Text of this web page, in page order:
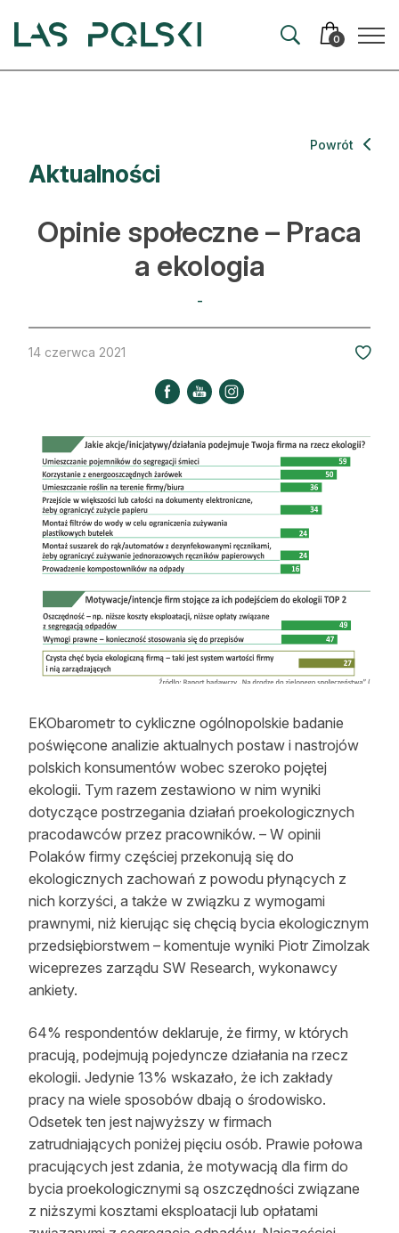
0
Artykuły
Hodowla lasu
Ochrona lasu
Nowe technologie
Kultura i historia
Auto do lasu
Dla drwala
Leśnik na zakupach
Z zagranicy
Edukacja
Lasy prywatne
100 lat „Lasu Polskiego”
Prenumerata
Reklama
Zostań autorem
Archiwum
Kontakt
Aktualności
Powrót
Opinie społeczne – Praca
a ekologia
-
14 czerwca 2021
EKObarometr to cykliczne ogólnopolskie badanie
poświęcone analizie aktualnych postaw i nastrojów
polskich konsumentów wobec szeroko pojętej
ekologii. Tym razem zestawiono w nim wyniki
dotyczące postrzegania działań proekologicznych
pracodawców przez pracowników. – W opinii
Polaków firmy częściej przekonują się do
ekologicznych zachowań z powodu płynących z
nich korzyści, a także w związku z wymogami
prawnymi, niż kierując się chęcią bycia ekologicznym
przedsiębiorstwem – komentuje wyniki Piotr Zimolzak
wiceprezes zarządu SW Research, wykonawcy
ankiety.
64% respondentów deklaruje, że firmy, w których
pracują, podejmują pojedyncze działania na rzecz
ekologii. Jedynie 13% wskazało, że ich zakłady
pracy na wiele sposobów dbają o środowisko.
Odsetek ten jest najwyższy w firmach
zatrudniających poniżej pięciu osób. Prawie połowa
pracujących jest zdania, że motywacją dla firm do
bycia proekologicznymi są oszczędności związane
z niższymi kosztami eksploatacji lub opłatami